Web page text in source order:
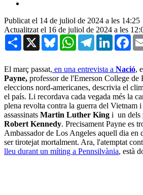
Publicat el 14 de juliol de 2024 a les 14:25
Actualitzat el 16 de juliol de 2024 a les
Share X BlueskyWhatsAppTelegramLinkedIn
El març passat, en una entrevista a Nació,
Payne, professor de l'Emerson College de
eleccions nord-americanes, descrivia el
el país. Li recordava cada vegada més la
plena revolta contra la guerra del Vietnam
assassinats Martin Luther King i un dels
Robert Kennedy. Precisament Payne es
Ambassador de Los Angeles aquell dia en
ser tirotejat mortalment. Ara, l'atemptat
lleu durant un míting a Pennsilvània, està